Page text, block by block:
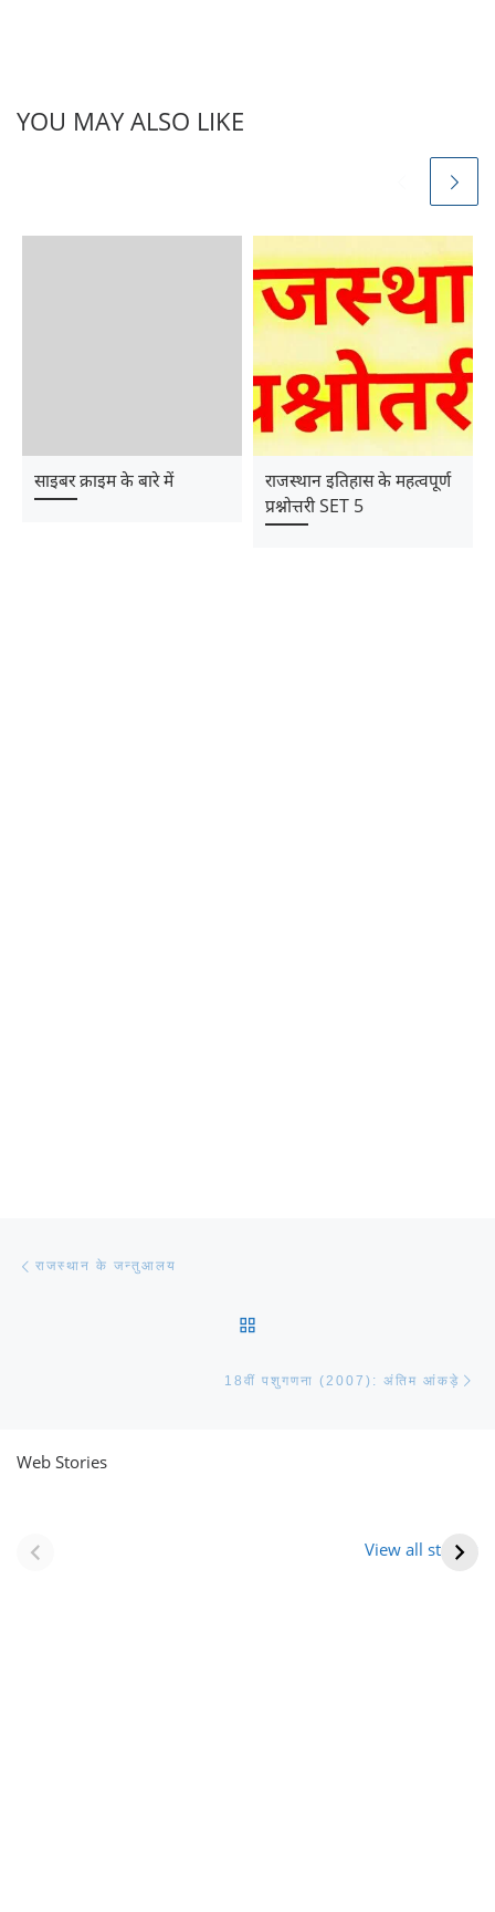
YOU MAY ALSO LIKE
साइबर क्राइम के बारे में
राजस्थान इतिहास के महत्वपूर्ण
प्रश्नोत्तरी SET 5
राजस्थान के जन्तुआलय
18वीं पशुगणना (2007): अंतिम आंकड़े
Web Stories
View all stories
(राजस्थान) |
Formation Of New
आभूषण (women’s